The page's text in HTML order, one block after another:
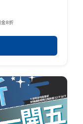
8折